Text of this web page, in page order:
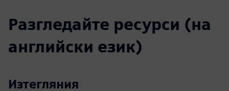
Разгледайте ресурси (на
английски език)
Изтегляния